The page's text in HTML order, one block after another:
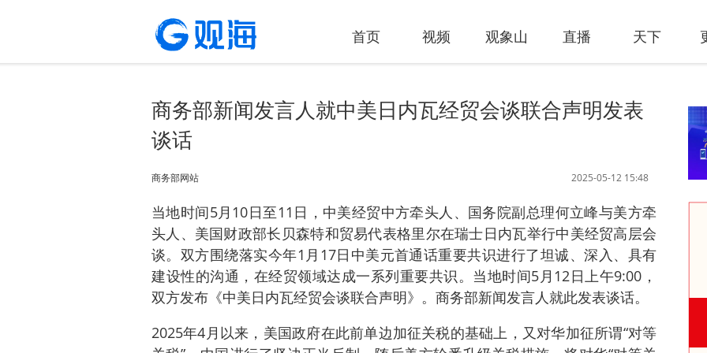
首页 视频 观象山 直播 天下
商务部新闻发言人就中美日内瓦经贸会谈联合声明发表
谈话
2025-05-12 15:48
商务部网站
当地时间5月10日至11日，中美经贸中方牵头人、国务院副总理何立峰与美方牵
头人、美国财政部长贝森特和贸易代表格里尔在瑞士日内瓦举行中美经贸高层会
谈。双方围绕落实今年1月17日中美元首通话重要共识进行了坦诚、深入、具有
建设性的沟通，在经贸领域达成一系列重要共识。当地时间5月12日上午9:00，
双方发布《中美日内瓦经贸会谈联合声明》。商务部新闻发言人就此发表谈话。
2025年4月以来，美国政府在此前单边加征关税的基础上，又对华加征所谓“对等